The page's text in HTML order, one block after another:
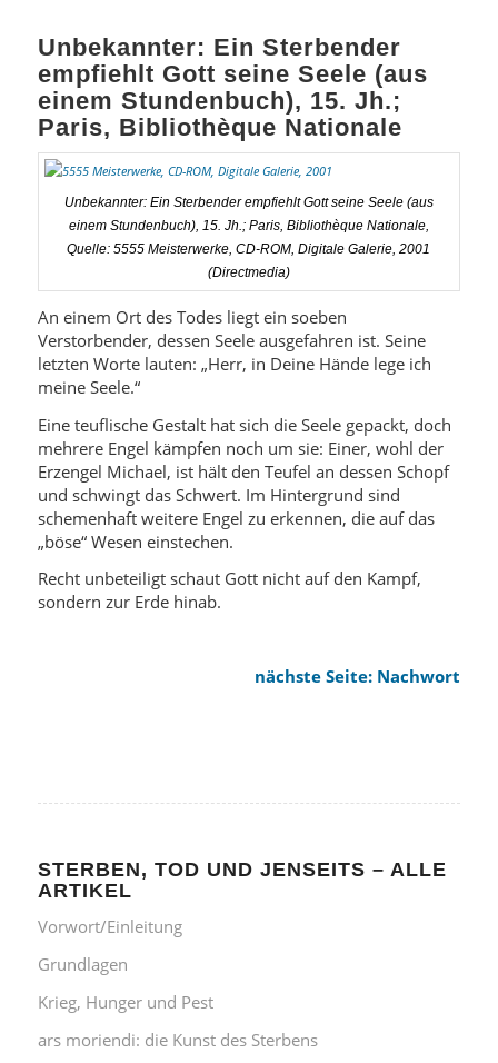
Unbekannter: Ein Sterbender
empfiehlt Gott seine Seele (aus
einem Stundenbuch), 15. Jh.;
Paris, Bibliothèque Nationale
Unbekannter: Ein Sterbender empfiehlt Gott seine Seele (aus
einem Stundenbuch), 15. Jh.; Paris, Bibliothèque Nationale,
Quelle: 5555 Meisterwerke, CD-ROM, Digitale Galerie, 2001
(Directmedia)
An einem Ort des Todes liegt ein soeben
Verstorbender, dessen Seele ausgefahren ist. Seine
letzten Worte lauten: „Herr, in Deine Hände lege ich
meine Seele.“
Eine teuflische Gestalt hat sich die Seele gepackt, doch
mehrere Engel kämpfen noch um sie: Einer, wohl der
Erzengel Michael, ist hält den Teufel an dessen Schopf
und schwingt das Schwert. Im Hintergrund sind
schemenhaft weitere Engel zu erkennen, die auf das
„böse“ Wesen einstechen.
Recht unbeteiligt schaut Gott nicht auf den Kampf,
sondern zur Erde hinab.
nächste Seite: Nachwort
STERBEN, TOD UND JENSEITS – ALLE
ARTIKEL
Vorwort/Einleitung
Grundlagen
Krieg, Hunger und Pest
ars moriendi: die Kunst des Sterbens